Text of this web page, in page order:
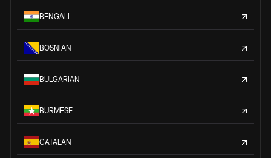
BENGALI
BOSNIAN
BULGARIAN
BURMESE
CATALAN